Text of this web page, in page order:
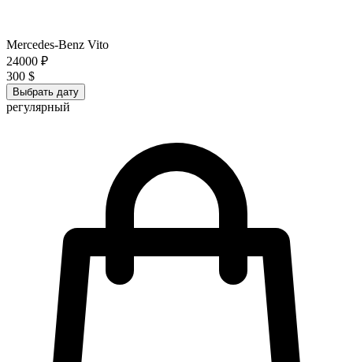
Mercedes-Benz Vito
24000 ₽
300 $
Выбрать дату
регулярный